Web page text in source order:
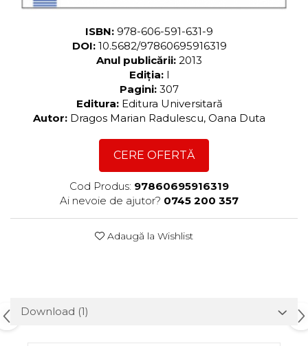
ISBN: 978-606-591-631-9
DOI: 10.5682/97860695916319
Anul publicării: 2013
Ediția: I
Pagini: 307
Editura: Editura Universitară
Autor: Dragos Marian Radulescu, Oana Duta
CERE OFERTĂ
Cod Produs: 97860695916319
Ai nevoie de ajutor? 0745 200 357
Adaugă la Wishlist
Download (1)